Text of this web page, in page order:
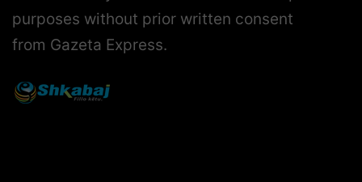
purposes without prior written consent
from Gazeta Express.